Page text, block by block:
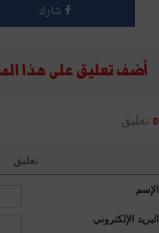
شارك
أضف تعليق على هذا
0 تعليق
تعليق
الإسم
البريد الإلكتروني